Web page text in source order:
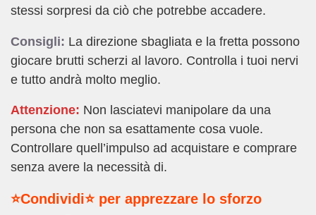
stessi sorpresi da ciò che potrebbe accadere.
Consigli: La direzione sbagliata e la fretta possono
giocare brutti scherzi al lavoro. Controlla i tuoi nervi
e tutto andrà molto meglio.
Attenzione: Non lasciatevi manipolare da una
persona che non sa esattamente cosa vuole.
Controllare quell’impulso ad acquistare e comprare
senza avere la necessità di.
⭐Condividi⭐ per apprezzare lo sforzo